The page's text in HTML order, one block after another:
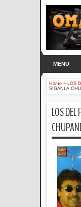
MENU
Home » LOS
SIGANLA
LOS